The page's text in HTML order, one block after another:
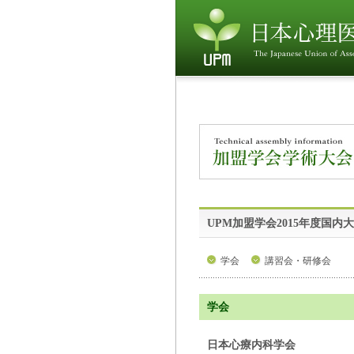
UPM加盟学会2015年度国内
学会 講習会・研修会
学会
日本心療内科学会